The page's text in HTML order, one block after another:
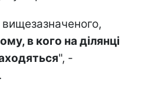
в кого на ділянці
", -